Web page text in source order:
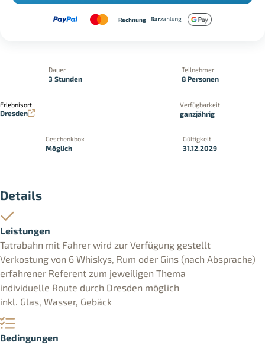
Rechnung
Dauer
3 Stunden
Teilnehmer
8 Personen
Erlebnisort
Dresden
Verfügbarkeit
ganzjährig
Geschenkbox
Möglich
Gültigkeit
31.12.2029
Details
Leistungen
Tatrabahn mit Fahrer wird zur Verfügung gestellt
Verkostung von 6 Whiskys, Rum oder Gins (nach Absprache)
erfahrener Referent zum jeweiligen Thema
individuelle Route durch Dresden möglich
inkl. Glas, Wasser, Gebäck
Bedingungen